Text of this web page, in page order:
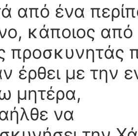
από ένα
κάποιος από
προσκυνητάς
έρθει με την
μητέρα,
να